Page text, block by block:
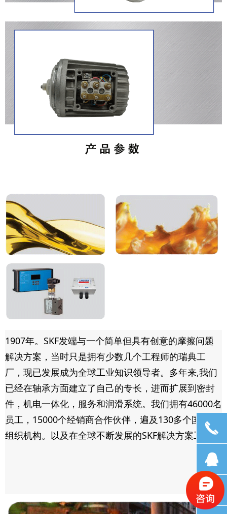
1907年。SKF发端与一个简单但具有创意的摩擦问题
解决方案，当时只是拥有少数几个工程师的瑞典工
厂，现已发展成为全球工业知识领导者。多年来,我们
已经在轴承方面建立了自己的专长，进而扩展到密封
件，机电一体化，服务和润滑系统。我们拥有46000名
员工，15000个经销商合作伙伴，遍及130多个国家的
组织机构。以及在全球不断发展的SKF解决方案工厂。
끅
뀩
뀥